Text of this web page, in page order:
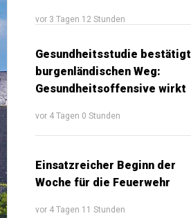
vor 3 Tagen 12 Stunden
Gesundheitsstudie bestätigt
burgenländischen Weg:
Gesundheitsoffensive wirkt
vor 4 Tagen 0 Stunden
Einsatzreicher Beginn der
Woche für die Feuerwehr
vor 4 Tagen 11 Stunden